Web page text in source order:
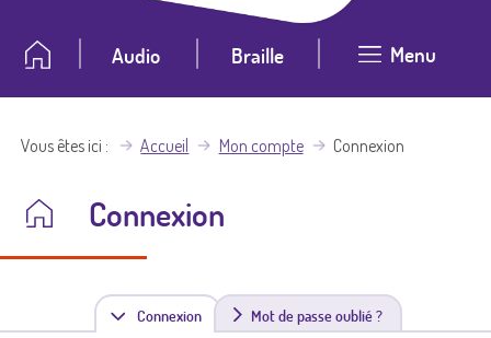
Audio Braille Menu
Vous êtes ici Accueil Mon compte Connexion
Connexion
Connexion(
Mot de passe oublié ?